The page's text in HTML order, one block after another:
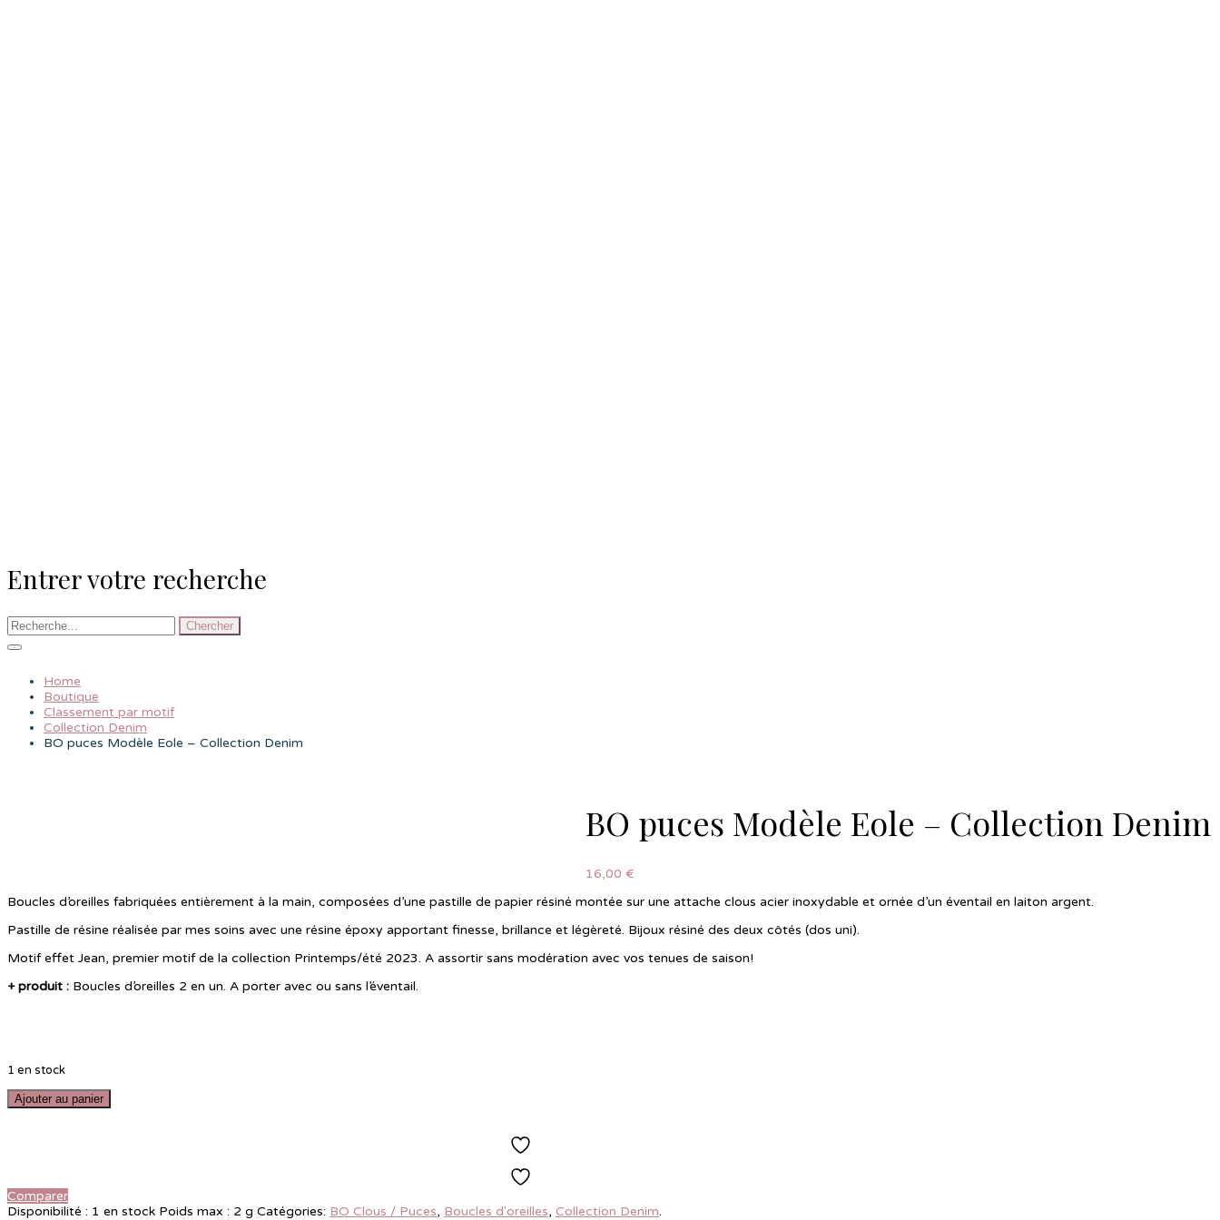
Entrer votre recherche
Chercher
Home
Boutique
Classement par motif
Collection Denim
BO puces Modèle Eole – Collection Denim
BO puces Modèle Eole – Collection Denim
16,00€
Boucles d’oreilles fabriquées entièrement à la main, composées d’une pastille de papier résiné montée sur une attache clous acier inoxydable et ornée d’un éventail en laiton argent.
Pastille de résine réalisée par mes soins avec une résine époxy apportant finesse, brillance et légèreté. Bijoux résiné des deux côtés (dos uni).
Motif effet Jean, premier motif de la collection Printemps/été 2023. A assortir sans modération avec vos tenues de saison!
+ produit : Boucles d’oreilles 2 en un. A porter avec ou sans l’éventail.
1 en stock
Ajouter au panier
Comparer
Disponibilité : 1 en stock Poids max : 2 g Catégories: BO Clous / Puces, Boucles d'oreilles, Collection Denim.